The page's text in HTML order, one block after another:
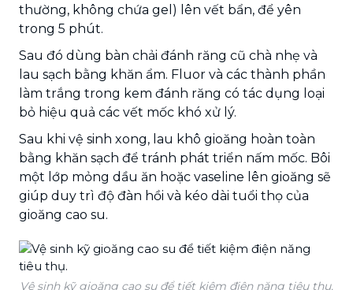
thường, không chứa gel) lên vết bẩn, để yên
trong 5 phút.
Sau đó dùng bàn chải đánh răng cũ chà nhẹ và
lau sạch bằng khăn ẩm. Fluor và các thành phần
làm trắng trong kem đánh răng có tác dụng loại
bỏ hiệu quả các vết mốc khó xử lý.
Sau khi vệ sinh xong, lau khô gioăng hoàn toàn
bằng khăn sạch để tránh phát triển nấm mốc. Bôi
một lớp mỏng dầu ăn hoặc vaseline lên gioăng sẽ
giúp duy trì độ đàn hồi và kéo dài tuổi thọ của
gioăng cao su.
Vệ sinh kỹ gioăng cao su để tiết kiệm điện năng tiêu thụ.